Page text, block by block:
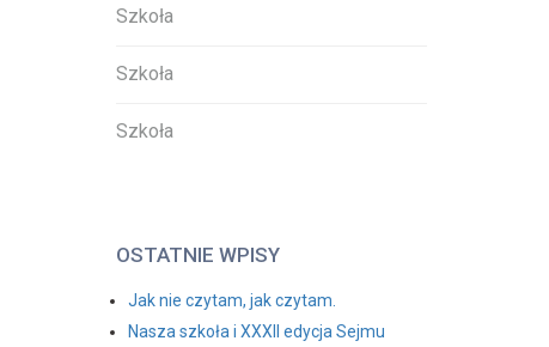
Szkoła
Szkoła
Szkoła
OSTATNIE WPISY
Jak nie czytam, jak czytam.
Nasza szkoła i XXXII edycja Sejmu